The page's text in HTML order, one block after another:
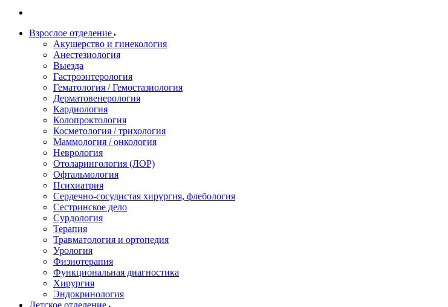
Взрослое отделение
Акушерство и гинекология
Анестезиология
Выезда
Гастроэнтерология
Гематология / Гемостазиология
Дерматовенерология
Кардиология
Колопроктология
Косметология / трихология
Маммология / онкология
Неврология
Отоларингология (ЛОР)
Офтальмология
Психиатрия
Сердечно-сосудистая хирургия, флебология
Сестринское дело
Сурдология
Терапия
Травматология и ортопедия
Урология
Физиотерапия
Функциональная диагностика
Хирургия
Эндокринология
Детское отделение